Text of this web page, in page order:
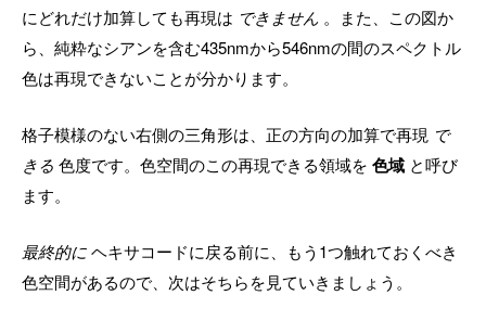
にどれだけ加算しても再現は できません 。また、この図か
ら、純粋なシアンを含む435nmから546nmの間のスペクトル
色は再現できないことが分かります。
格子模様のない右側の三角形は、正の方向の加算で再現 で
きる 色度です。色空間のこの再現できる領域を 色域 と呼び
ます。
最終的にヘキサコードに戻る前に、もう1つ触れておくべき
色空間があるので、次はそちらを見ていきましょう。